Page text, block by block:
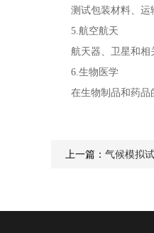
测试包装材料、运输
5.航空航天
航天器、卫星和相关
6.生物医学
在生物制品和药品的
上一篇： 气候模拟